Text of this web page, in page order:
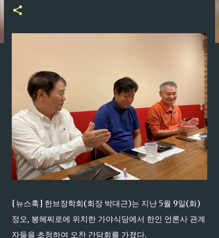
[뉴스훅] 한브장학회(회장 박대근)는 지난 5월 9일(화)
정오, 봉헤찌로에 위치한 가야식당에서 한인 언론사 관계
자들을 초청하여 오찬 간담회를 가졌다.